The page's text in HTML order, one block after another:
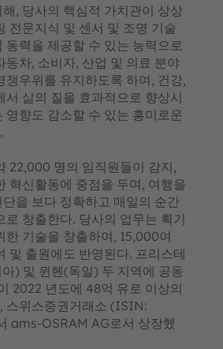
, 당사의 핵심적 가치관이 상상
전문지식 및 센서 및 조명 기술
동력을 제공할 수 있는 능력으로
동차, 소비자, 산업 및 의료 분야
쟁우위를 유지하도록 하여, 건강,
서 삶의 질을 효과적으로 향상시
영향도 감소할 수 있는 흥미로운
22,000 명의 임직원들이 감지,
혁신활동에 중점을 두며, 여행을
을 보다 정확하고 매일의 순간
로 창출한다. 당사의 업무는 획기
한 기술을 창출하여, 15,000여
및 출원에도 반영된다. 프리스테
) 및 뮌헨(독일) 두 지역에 공동
2022 년도에 48억 유로 이상의
스위스증권거래소 (ISIN:
ams-OSRAM AG로서 상장했